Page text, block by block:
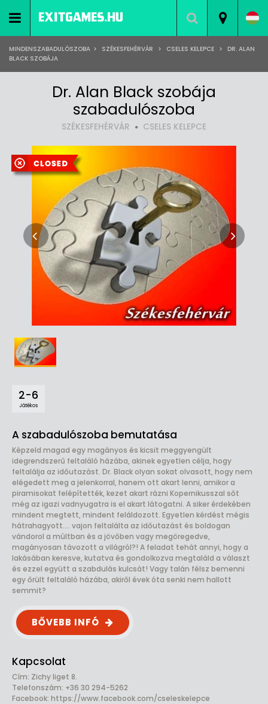
MINDENSZABADULÓSZOBA > SZÉKESFEHÉRVÁR > CSELES KELEPCE >
DR. ALAN
BLACK SZOBÁJA
Dr. Alan Black szobája
szabadulószoba
SZÉKESFEHÉRVÁR CSELES KELEPCE
2-6
Játékos
A szabadulószoba bemutatása
Képzeld magad egy magányos és kicsit meggyengült
idegrendszerű feltaláló házába, akinek egyetlen célja, hogy
feltalálja az időutazást. Dr. Black olyan sokat olvasott, hogy nem
elégedett meg a jelenkorral, hanem ott akart lenni, amikor a
piramisokat felépítették, kezet akart rázni Kopernikusszal sőt
még az igazi vadnyugatra is el akart látogatni. A siker érdekében
mindent megtett, mindent feláldozott. Egyetlen kérdést mégis
hátrahagyott.... vajon feltalálta az időutazást és boldogan
vándorol a múltban és a jövőben vagy megöregedve,
magányosan távozott a világról?! A feladat tehát annyi, hogy a
lakásában keresve, kutatva és gondolkozva megtaláld a választ
és ezzel együtt a szabdulás kulcsát! Vagy talán félsz bemenni
egy őrült feltaláló házába, akiről évek óta senki nem hallott
semmit?
BŐVEBB INFÓ
Kapcsolat
Cím: Zichy liget 8.
Telefonszám: +36 30 294-5262
Facebook: https://www.facebook.com/cseleskelepce